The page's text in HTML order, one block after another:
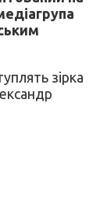
зірка